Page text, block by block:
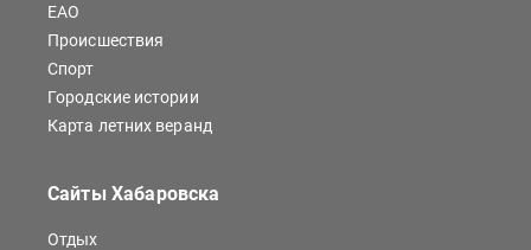
ЕАО
Происшествия
Спорт
Городские истории
Карта летних веранд
Сайты Хабаровска
Отдых